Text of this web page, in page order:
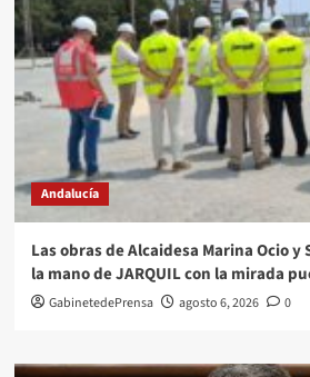
Andalucía
Las obras de Alcaidesa Marina Ocio
la mano de JARQUIL con la mirada
GabinetedePrensa agosto 6, 2026 0